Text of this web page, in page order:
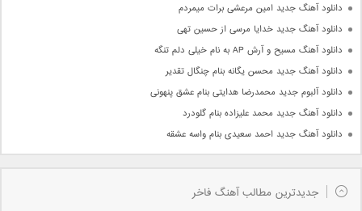
دانلود آهنگ جدید امین مرعشی برات میمردم
دانلود آهنگ جدید خدایا مرسی از حسین تهی
دانلود آهنگ مسیح و آرش AP به نام خیلی دلم تنگه
دانلود آهنگ جدید محسن یگانه بنام چنگال تقدیر
دانلود آلبوم جدید محمدرضا هدایتی بنام عشق پنهونی
دانلود آهنگ جدید محمد علیزاده بنام گلودرد
دانلود آهنگ جدید احمد سعیدی بنام واسه عشقه
جدیدترین مطالب آهنگ فاخر